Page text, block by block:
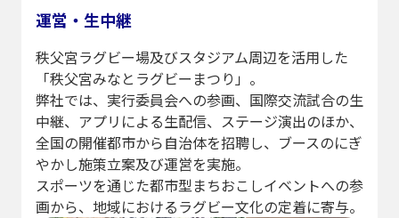
運営・生中継
秩父宮ラグビー場及びスタジアム周辺を活用した
「秩父宮みなとラグビーまつり」。
弊社では、実行委員会への参画、国際交流試合の生
中継、アプリによる生配信、ステージ演出のほか、
全国の開催都市から自治体を招聘し、ブースのにぎ
やかし施策立案及び運営を実施。
スポーツを通じた都市型まちおこしイベントへの参
画から、地域におけるラグビー文化の定着に寄与。